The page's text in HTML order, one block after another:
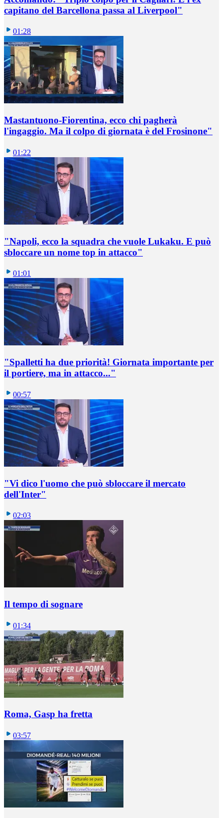
capitano del Barcellona passa al Liverpool"
01:28
Mastantuono-Fiorentina, ecco chi pagherà
l'ingaggio. Ma il colpo di giornata è del Frosinone"
01:22
"Napoli, ecco la squadra che vuole Lukaku. E può
sbloccare un nome top in attacco"
01:01
"Spalletti ha due priorità! Giornata importante per
il portiere, ma in attacco..."
00:57
"Vi dico l'uomo che può sbloccare il mercato
dell'Inter"
02:03
Il tempo di sognare
01:34
Roma, Gasp ha fretta
03:57